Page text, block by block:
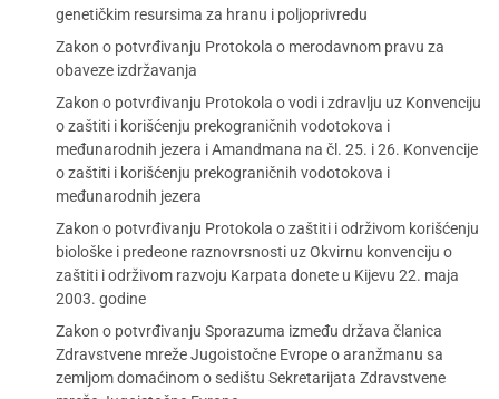
genetičkim resursima za hranu i poljoprivredu
Zakon o potvrđivanju Protokola o merodavnom pravu za
obaveze izdržavanja
Zakon o potvrđivanju Protokola o vodi i zdravlju uz Konvenciju
o zaštiti i korišćenju prekograničnih vodotokova i
međunarodnih jezera i Amandmana na čl. 25. i 26. Konvencije
o zaštiti i korišćenju prekograničnih vodotokova i
međunarodnih jezera
Zakon o potvrđivanju Protokola o zaštiti i održivom korišćenju
biološke i predeone raznovrsnosti uz Okvirnu konvenciju o
zaštiti i održivom razvoju Karpata donete u Kijevu 22. maja
2003. godine
Zakon o potvrđivanju Sporazuma između država članica
Zdravstvene mreže Jugoistočne Evrope o aranžmanu sa
zemljom domaćinom o sedištu Sekretarijata Zdravstvene